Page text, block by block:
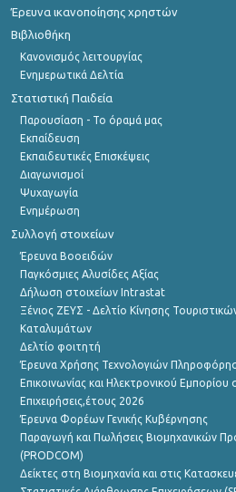
Έρευνα ικανοποίησης χρηστών
Βιβλιοθήκη
Κανονισμός λειτουργίας
Ενημερωτικά Δελτία
Στατιστική Παιδεία
Παρουσίαση - Το όραμά μας
Εκπαίδευση
Εκπαιδευτικές Επισκέψεις
Διαγωνισμοί
Ψυχαγωγία
Ενημέρωση
Συλλογή στοιχείων
Έρευνα Βοοειδών
Παγκόσμιες Αλυσίδες Αξίας
Δήλωση στοιχείων Intrastat
Ξένιος ΖΕΥΣ - Δελτίο Κίνησης
Καταλυμάτων
Δελτίο φοιτητή
Έρευνα Χρήσης Τεχνολογιών
Επικοινωνίας και Ηλεκτρονικού Εμπορίου
Επιχειρήσεις,έτους 2026
Έρευνα Φορέων Γενικής Κυβέρνησης
Παραγωγή και Πωλήσεις Βιομηχανικών
(PRODCOM)
Δείκτες στη Βιομηχανία και στις